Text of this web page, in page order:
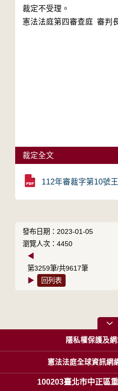
裁定不受理。
憲法法庭第四審查庭 審判
裁定全文
112年審裁字第10號
發布日期：2023-01-05
瀏覽人次：4450
◀
第3259筆/共9617筆
▶
回列表
隱私權保護及
憲法法庭全球資訊網
100203臺北市中正區